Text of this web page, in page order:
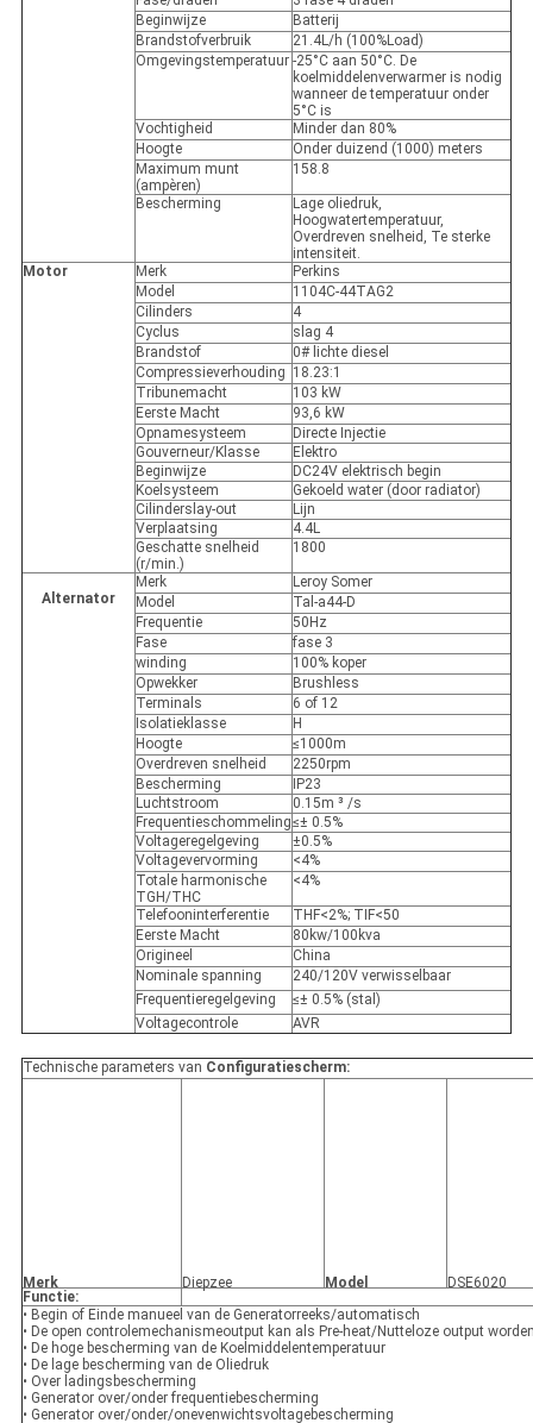
Beginwijze
Batterij
Brandstofverbruik
21.4L/h (100%Load)
Omgevingstemperatuur -25°C aan 50°C. De
koelmiddelenverwarmer is nodig
wanneer de temperatuur onder
5°C is
Vochtigheid
Minder dan 80%
Hoogte
Onder duizend (1000) meters
Maximum munt
(ampèren)
158.8
Bescherming
Lage oliedruk,
Hoogwatertemperatuur,
Overdreven snelheid, Te sterke
intensiteit.
Motor
Merk
Perkins
Model
1104C-44TAG2
Cilinders
4
Cyclus
slag 4
Brandstof
0# lichte diesel
Compressieverhouding 18.23:1
Tribunemacht
103 kW
Eerste Macht
93,6 kW
Opnamesysteem
Directe Injectie
Gouverneur/Klasse
Elektro
Beginwijze
DC24V elektrisch begin
Koelsysteem
Gekoeld water (door radiator)
Cilinderslay-out
Lijn
Verplaatsing
4.4L
Geschatte snelheid
(r/min.)
1800
Alternator
Merk
Leroy Somer
Model
Tal-a44-D
Frequentie
50Hz
Fase
fase 3
winding
100% koper
Opwekker
Brushless
Terminals
6 of 12
Isolatieklasse
H
Hoogte
≤1000m
Overdreven snelheid
2250rpm
Bescherming
IP23
Luchtstroom
0.15m ³ /s
Frequentieschommeling≤± 0.5%
Voltageregelgeving
±0.5%
Voltagevervorming
<4%
Totale harmonische
TGH/THC
<4%
Telefooninterferentie
THF<2%; TIF<50
Eerste Macht
80kw/100kva
Origineel
China
Nominale spanning
240/120V verwisselbaar
Frequentieregelgeving
≤± 0.5% (stal)
Voltagecontrole
AVR
Technische parameters van Configuratiescherm:
Merk Diepzee Model
DSE6020
Functie:
• Begin of Einde manueel van de Generatorreeks/automatisch
• De open controlemechanismeoutput kan als Pre-heat/Nutteloze output
• De hoge bescherming van de Koelmiddelentemperatuur
• De lage bescherming van de Oliedruk
• Over ladingsbescherming
• Generator over/onder frequentiebescherming
• Generator over/onder/onevenwichtsvoltagebescherming